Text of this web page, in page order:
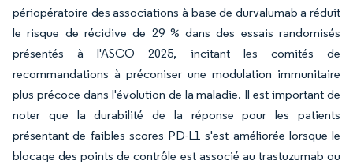
périopératoire des associations à base de durvalumab a réduit
le risque de récidive de 29 % dans des essais randomisés
présentés à l'ASCO 2025, incitant les comités de
recommandations à préconiser une modulation immunitaire
plus précoce dans l'évolution de la maladie. Il est important de
noter que la durabilité de la réponse pour les patients
présentant de faibles scores PD-L1 s'est améliorée lorsque le
blocage des points de contrôle est associé au trastuzumab ou